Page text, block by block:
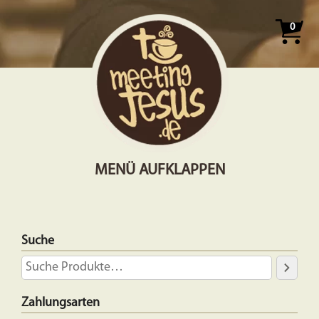
0
MENÜ AUFKLAPPEN
Suche
Zahlungsarten